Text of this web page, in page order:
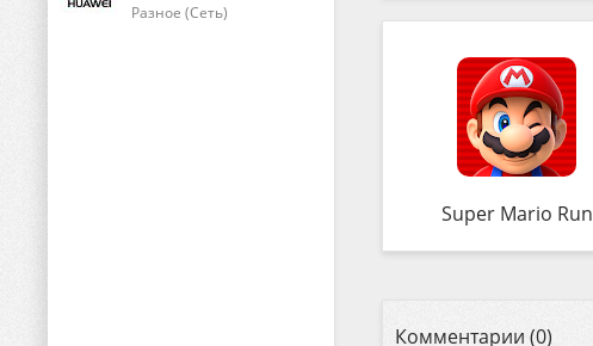
Разное (Сеть)
Super Mario Run
Комментарии (0)